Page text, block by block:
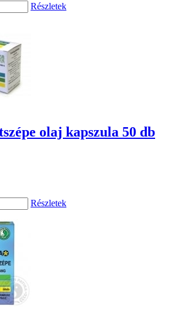
Részletek
olaj kapszula 50 db
Részletek